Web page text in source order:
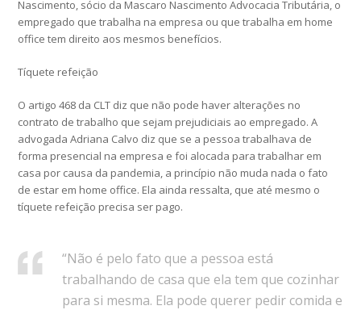
Nascimento, sócio da Mascaro Nascimento Advocacia Tributária, o
empregado que trabalha na empresa ou que trabalha em home
office tem direito aos mesmos benefícios.
Tíquete refeição
O artigo 468 da CLT diz que não pode haver alterações no
contrato de trabalho que sejam prejudiciais ao empregado. A
advogada Adriana Calvo diz que se a pessoa trabalhava de
forma presencial na empresa e foi alocada para trabalhar em
casa por causa da pandemia, a princípio não muda nada o fato
de estar em home office. Ela ainda ressalta, que até mesmo o
tíquete refeição precisa ser pago.
“Não é pelo fato que a pessoa está
trabalhando de casa que ela tem que cozinhar
para si mesma. Ela pode querer pedir comida e